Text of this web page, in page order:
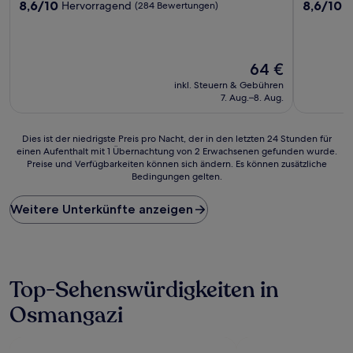
8.6
8,6/10 Hervorragend (284 Bewertungen)
Der
Preis
beträgt
64 €
inkl. Steuern & Gebühren
7. Aug.–8. Aug.
8.6
8,6/10
Dies
ist
Preis
pro
Nacht,
letzten
24 Stunden
für
einen
Dies ist der niedrigste Preis pro Nacht, der in den letzten 24 Stunden für
einen Aufenthalt mit 1 Übernachtung von 2 Erwachsenen gefunden wurde.
Preise und Verfügbarkeiten können sich ändern. Es können zusätzliche
Bedingungen gelten.
Weitere Unterkünfte anzeigen
Top-Sehenswürdigkeiten in
Osmangazi